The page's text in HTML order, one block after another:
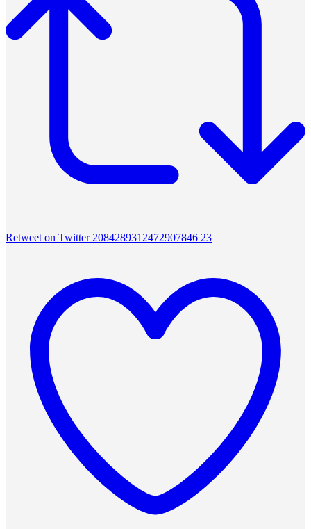
Retweet on Twitter 2084289312472907846 23